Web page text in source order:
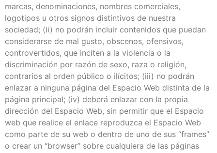
marcas, denominaciones, nombres comerciales,
logotipos u otros signos distintivos de nuestra
sociedad; (ii) no podrán incluir contenidos que puedan
considerarse de mal gusto, obscenos, ofensivos,
controvertidos, que inciten a la violencia o la
discriminación por razón de sexo, raza o religión,
contrarios al orden público o ilícitos; (iii) no podrán
enlazar a ninguna página del Espacio Web distinta de la
página principal; (iv) deberá enlazar con la propia
dirección del Espacio Web, sin permitir que el Espacio
web que realice el enlace reproduzca el Espacio Web
como parte de su web o dentro de uno de sus “frames”
o crear un “browser” sobre cualquiera de las páginas